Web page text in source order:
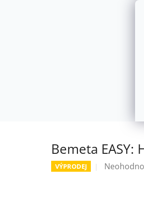
NÁSTĚNNÉ
Bemeta EASY:
VÝPRODEJ
Průměrné